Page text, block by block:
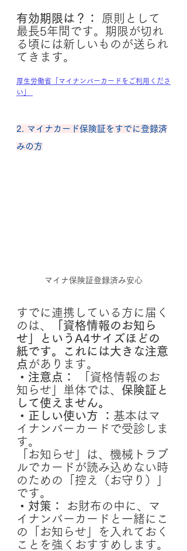
有効期限は？： 原則として
最長5年間です。期限が切れ
る頃には新しいものが送られ
てきます。
厚生労働省「マイナンバーカードをご利用くださ
い」
2. マイナカード保険証をすでに登録済
みの方
マイナ保険証登録済み安心
すでに連携している方に届く
のは、
「資格情報のお知ら
せ」というA4サイズほどの
紙です。これには大きな注意
点 があります。
・注意点：
「資格情報のお
知らせ」単体では、 保険証と
して使えません。
・正しい使い方 ： 基本はマ
イナンバーカードで受診しま
す。
「お知らせ」は、機械トラブ
ルでカードが読み込めない時
のための「控え（お守り）」
です。
・対策：
お財布の中に、マ
イナンバーカードと一緒にこ
の「お知らせ」を入れておく
ことを強くおすすめします。